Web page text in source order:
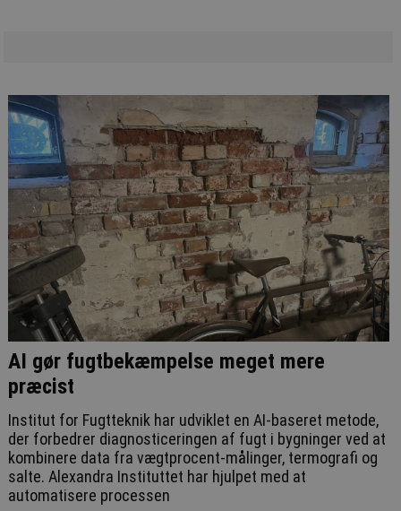
AI gør fugtbekæmpelse meget mere
præcist
Institut for Fugtteknik har udviklet en AI-baseret metode,
der forbedrer diagnosticeringen af fugt i bygninger ved at
kombinere data fra vægtprocent-målinger, termografi og
salte. Alexandra Instituttet har hjulpet med at
automatisere processen